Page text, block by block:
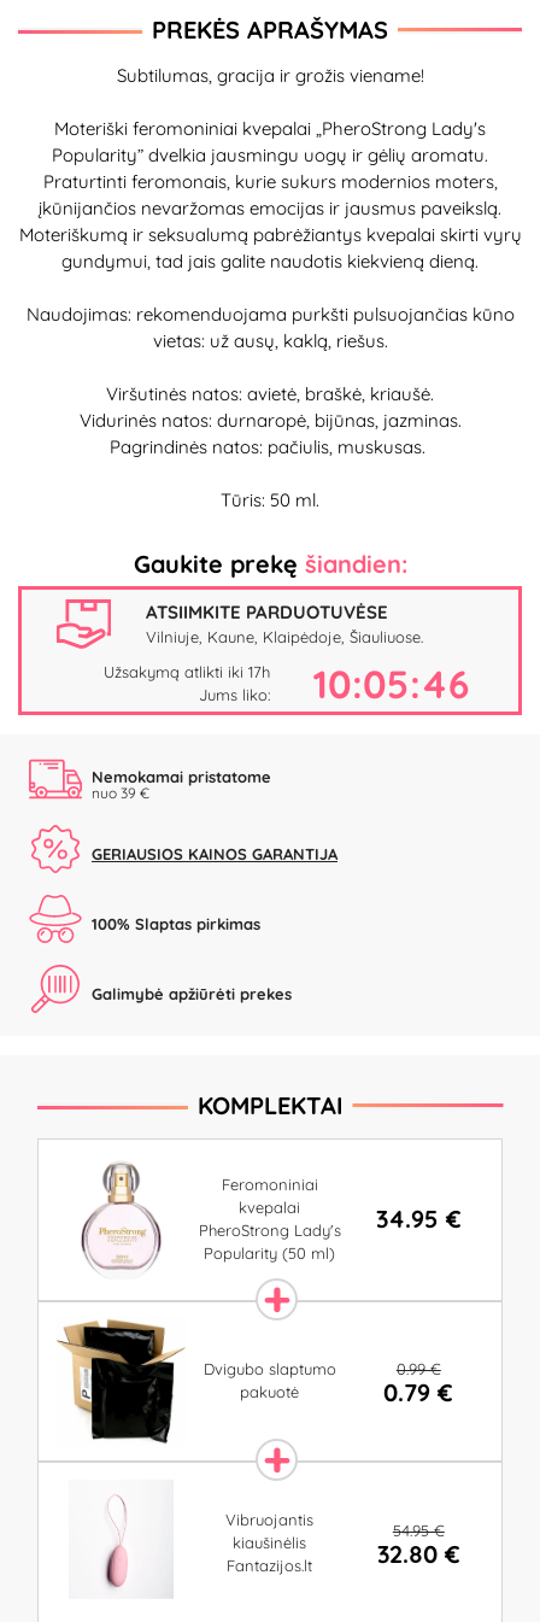
PREKĖS APRAŠYMAS
Subtilumas, gracija ir grožis viename!
Moteriški feromoniniai kvepalai „PheroStrong Lady's
Popularity” dvelkia jausmingu uogų ir gėlių aromatu.
Praturtinti feromonais, kurie sukurs modernios moters,
įkūnijančios nevaržomas emocijas ir jausmus paveikslą.
Moteriškumą ir seksualumą pabrėžiantys kvepalai skirti vyrų
gundymui, tad jais galite naudotis kiekvieną dieną.
Naudojimas: rekomenduojama purkšti pulsuojančias kūno
vietas: už ausų, kaklą, riešus.
Viršutinės natos: avietė, braškė, kriaušė.
Vidurinės natos: durnaropė, bijūnas, jazminas.
Pagrindinės natos: pačiulis, muskusas.
Tūris: 50 ml.
Gaukite prekę šiandien:
ATSIIMKITE PARDUOTUVĖSE
Vilniuje, Kaune, Klaipėdoje, Šiauliuose.
Užsakymą atlikti iki 17h
Jums liko:
10:05:45
Nemokamai pristatome
nuo 39 €
GERIAUSIOS KAINOS GARANTIJA
100% Slaptas pirkimas
Galimybė apžiūrėti prekes
KOMPLEKTAI
Feromoniniai
kvepalai
PheroStrong Lady's
Popularity (50 ml)
34.95 €
Dvigubo slaptumo
pakuotė
0.99 €
0.79 €
Vibruojantis
kiaušinėlis
Fantazijos.lt
54.95 €
32.80 €